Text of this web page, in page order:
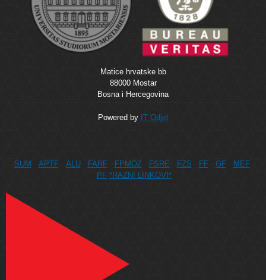
Matice hrvatske bb
88000 Mostar
Bosna i Hercegovina
Powered by IT Odjel
SUM APTF ALU FARF FPMOZ FSRE FZS FF GF
MEF
PF *RAZNI LINKOVI*